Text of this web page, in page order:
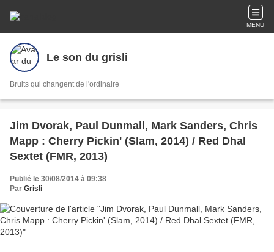
MENU
Le son du grisli
Bruits qui changent de l'ordinaire
Jim Dvorak, Paul Dunmall, Mark Sanders, Chris
Mapp : Cherry Pickin' (Slam, 2014) / Red Dhal
Sextet (FMR, 2013)
Publié le 30/08/2014 à 09:38
Par Grisli